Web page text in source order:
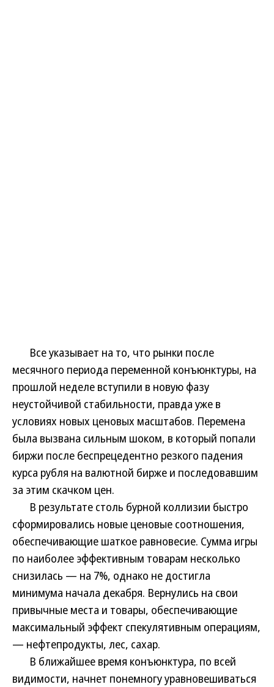
Все указывает на то, что рынки после
месячного периода переменной конъюнктуры, на
прошлой неделе вступили в новую фазу
неустойчивой стабильности, правда уже в
условиях новых ценовых масштабов. Перемена
была вызвана сильным шоком, в который попали
биржи после беспрецедентно резкого падения
курса рубля на валютной бирже и последовавшим
за этим скачком цен.
В результате столь бурной коллизии быстро
сформировались новые ценовые соотношения,
обеспечивающие шаткое равновесие. Сумма игры
по наиболее эффективным товарам несколько
снизилась — на 7%, однако не достигла
минимума начала декабря. Вернулись на свои
привычные места и товары, обеспечивающие
максимальный эффект спекулятивным операциям,
— нефтепродукты, лес, сахар.
В ближайшее время конъюнктура, по всей
видимости, начнет понемногу уравновешиваться